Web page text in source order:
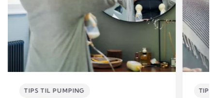
TIPS TIL PUMPING TIPS